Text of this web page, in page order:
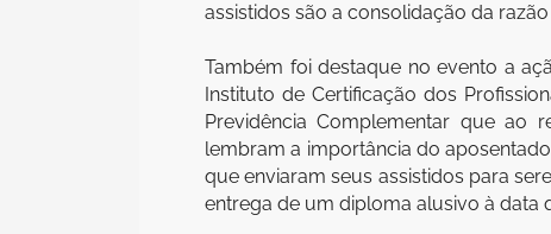
assistidos são a consolidação da
Também foi destaque no evento a
Instituto de Certificação dos
Previdência Complementar que ao
lembram a importância do
que enviaram seus assistidos para
entrega de um diploma alusivo à data